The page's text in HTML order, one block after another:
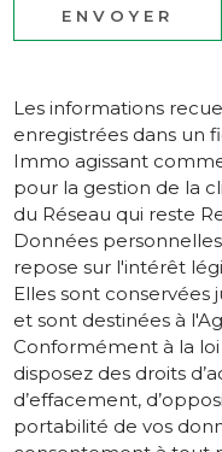
ENVOYER
Les informations
enregistrées dans un
Immo agissant
pour la gestion de la
du Réseau qui reste
Données
repose sur l'intérêt
Elles sont conservées
et sont destinées à
Conformément à la
disposez des droits
d’effacement,
portabilité de vos